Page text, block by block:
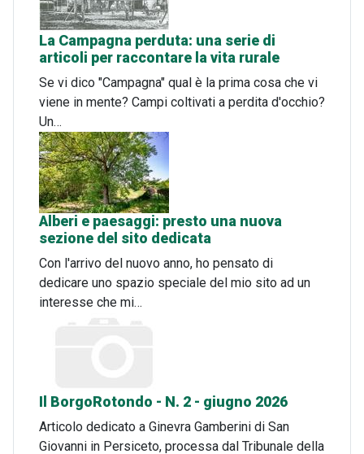
La Campagna perduta: una serie di
articoli per raccontare la vita rurale
Se vi dico "Campagna" qual è la prima cosa che vi
viene in mente? Campi coltivati a perdita d'occhio?
Un…
Alberi e paesaggi: presto una nuova
sezione del sito dedicata
Con l'arrivo del nuovo anno, ho pensato di
dedicare uno spazio speciale del mio sito ad un
interesse che mi…
Il BorgoRotondo - N. 2 - giugno 2026
Articolo dedicato a Ginevra Gamberini di San
Giovanni in Persiceto, processa dal Tribunale della